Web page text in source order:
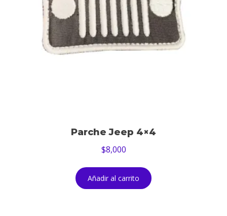
Parche Jeep 4×4
$8,000
Añadir al carrito